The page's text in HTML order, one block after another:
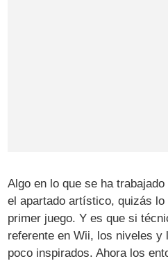
Algo en lo que se ha
el apartado artístico, quizás lo
primer juego. Y es que si
referente en Wii, los niveles y
poco inspirados. Ahora los